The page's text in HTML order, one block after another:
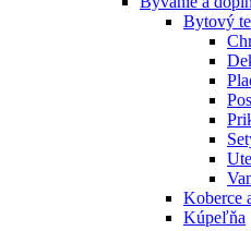
Bytový
Koberce
Kúpeľňa